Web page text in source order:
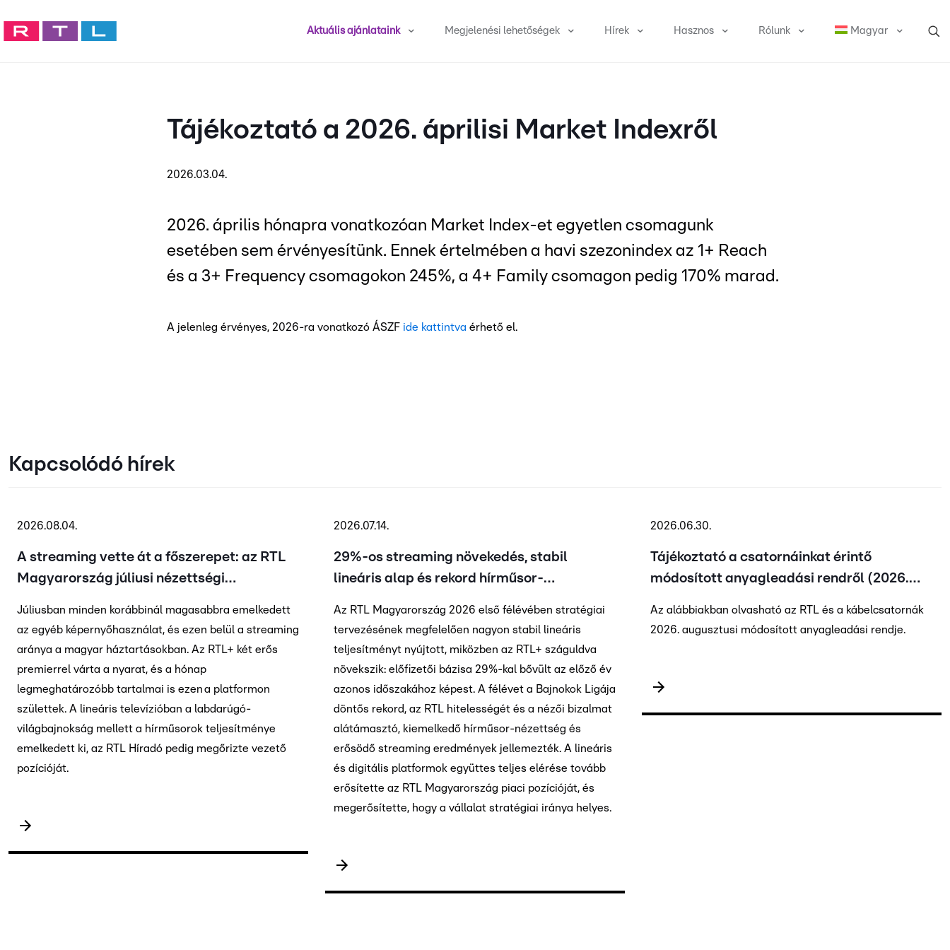
Aktuális ajánlataink Megjelenési lehetőségek Hírek Hasznos Rólunk Magyar
Tájékoztató a 2026. áprilisi Market Indexről
2026.03.04.
2026. április hónapra vonatkozóan Market Index-et egyetlen csomagunk
esetében sem érvényesítünk. Ennek értelmében a havi szezonindex az 1+ Reach
és a 3+ Frequency csomagokon 245%, a 4+ Family csomagon pedig 170% marad.
A jelenleg érvényes, 2026-ra vonatkozó ÁSZF ide kattintva érhető el.
Kapcsolódó hírek
2026.08.04.
A streaming vette át a főszerepet: az RTL
Magyarország júliusi nézettségi
Júliusban minden korábbinál magasabbra emelkedett
az egyéb képernyőhasználat, és ezen belül a streaming
aránya a magyar háztartásokban. Az RTL+ két erős
premierrel várta a nyarat, és a hónap
legmeghatározóbb tartalmai is ezen a platformon
születtek. A lineáris televízióban a labdarúgó-
világbajnokság mellett a hírműsorok teljesítménye
emelkedett ki, az RTL Híradó pedig megőrizte vezető
pozícióját.
2026.07.14.
29%-os streaming növekedés, stabil
lineáris alap és rekord hírműsor-
Az RTL Magyarország 2026 első félévében stratégiai
tervezésének megfelelően nagyon stabil lineáris
teljesítményt nyújtott, miközben az RTL+ száguldva
növekszik: előfizetői bázisa 29%-kal bővült az előző év
azonos időszakához képest. A félévet a Bajnokok Ligája
döntős rekord, az RTL hitelességét és a nézői bizalmat
alátámasztó, kiemelkedő hírműsor-nézettség és
erősödő streaming eredmények jellemezték. A lineáris
és digitális platformok együttes teljes elérése tovább
erősítette az RTL Magyarország piaci pozícióját, és
megerősítette, hogy a vállalat stratégiai iránya helyes.
2026.06.30.
Tájékoztató a csatornáinkat érintő
módosított anyagleadási rendről (2026.
Az alábbiakban olvasható az RTL és a kábelcsatornák
2026. augusztusi módosított anyagleadási rendje.